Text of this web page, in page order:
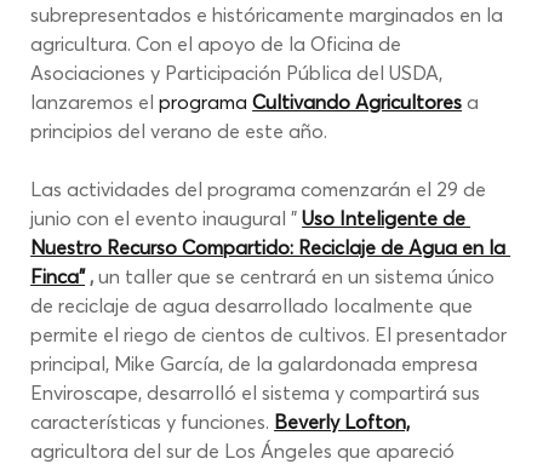
subrepresentados e históricamente marginados en la
agricultura. Con el apoyo de la Oficina de
Asociaciones y Participación Pública del USDA,
lanzaremos el programa Cultivando Agricultores a
principios del verano de este año.
Las actividades del programa comenzarán el 29 de
junio con el evento inaugural " Uso Inteligente de
Nuestro Recurso Compartido: Reciclaje de Agua en la
Finca" , un taller que se centrará en un sistema único
de reciclaje de agua desarrollado localmente que
permite el riego de cientos de cultivos. El presentador
principal, Mike García, de la galardonada empresa
Enviroscape, desarrolló el sistema y compartirá sus
características y funciones. Beverly Lofton,
agricultora del sur de Los Ángeles que apareció